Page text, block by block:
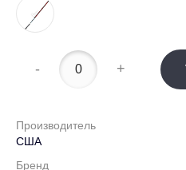
- +
Производитель
США
Бренд